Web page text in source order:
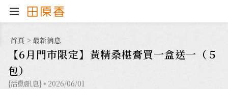
首頁 > 最新消息
【6月門市限定】黃精桑椹膏買一盒送一（５
包）
{活動訊息} 2026/06/01